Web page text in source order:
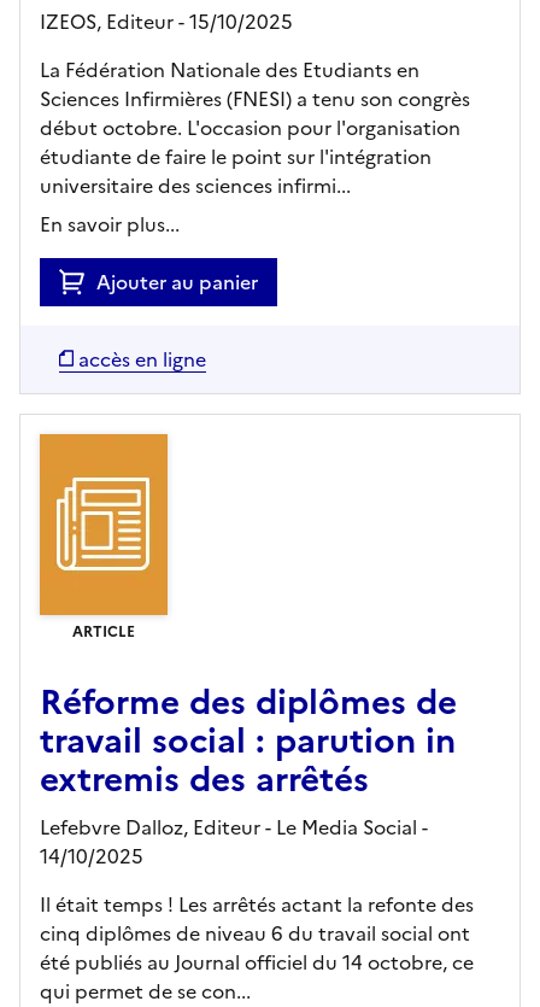
IZEOS, Editeur- 15/10/2025
La Fédération Nationale des Etudiants en
Sciences Infirmières (FNESI) a tenu son congrès
début octobre. L'occasion pour l'organisation
étudiante de faire le point sur l'intégration
universitaire des sciences infirmi...
En savoir plus...
Ajouter au panier
accès en ligne
ARTICLE
Réforme des diplômes de
travail social : parution in
extremis des arrêtés
Lefebvre Dalloz, Editeur- Le Media Social -
14/10/2025
Il était temps ! Les arrêtés actant la refonte des
cinq diplômes de niveau 6 du travail social ont
été publiés au Journal officiel du 14 octobre, ce
qui permet de se con...